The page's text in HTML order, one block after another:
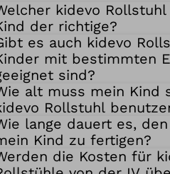
kidevo
der richtige?
es auch kidevo
mit bestimmten
sind?
alt muss mein Kind
Rollstuhl
lange dauert es,
Kind zu fertigen?
die Kosten für